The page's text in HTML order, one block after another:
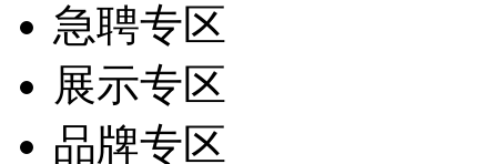
急聘专区
展示专区
品牌专区